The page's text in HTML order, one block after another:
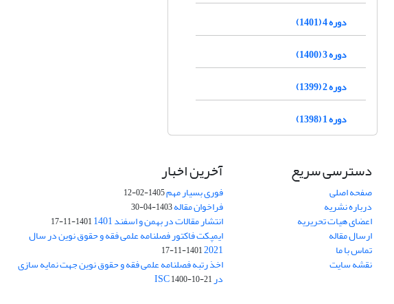
دوره 4 (1401)
دوره 3 (1400)
دوره 2 (1399)
دوره 1 (1398)
دسترسی سریع
صفحه اصلی
درباره نشریه
اعضای هیات تحریریه
ارسال مقاله
تماس با ما
نقشه سایت
آخرین اخبار
فوری بسیار مهم1405-02-12
فراخوان مقاله1403-04-30
انتشار مقالات در بهمن و اسفند 1401 1401-11-17
ایمپکت فاکتور فصلنامه علمی فقه و حقوق نوین در سال
2021
1401-11-17
اخذ رتبه فصلنامه علمی فقه و حقوق نوین جهت نمایه سازی
در ISC1400-10-21